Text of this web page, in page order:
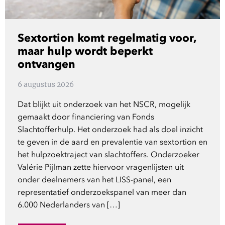
Uitgelicht Show
Cursus
BLOG
Podcast
Sextortion komt regelmatig voor,
maar hulp wordt beperkt
ontvangen
6 augustus 2026
Dat blijkt uit onderzoek van het NSCR, mogelijk
gemaakt door financiering van Fonds
Slachtofferhulp. Het onderzoek had als doel inzicht
te geven in de aard en prevalentie van sextortion en
het hulpzoektraject van slachtoffers. Onderzoeker
Valérie Pijlman zette hiervoor vragenlijsten uit
onder deelnemers van het LISS-panel, een
representatief onderzoekspanel van meer dan
6.000 Nederlanders van […]